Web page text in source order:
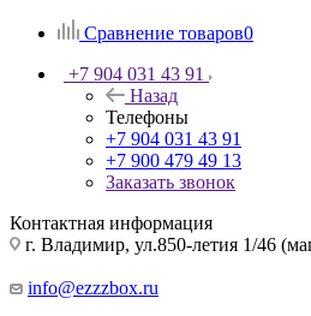
Сравнение товаров0
+7 904 031 43 91
Назад
Телефоны
+7 904 031 43 91
+7 900 479 49 13
Заказать звонок
Контактная информация
г. Владимир, ул.850-летия 1/46
info@ezzzbox.ru